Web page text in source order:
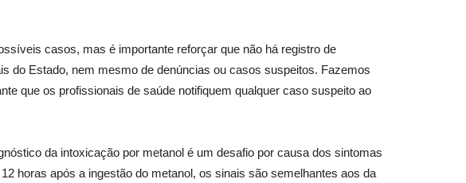
casos, mas é importante reforçar que não há registro de
do Estado, nem mesmo de denúncias ou casos suspeitos. Fazemos
que os profissionais de saúde notifiquem qualquer caso suspeito ao
da intoxicação por metanol é um desafio por causa dos sintomas
horas após a ingestão do metanol, os sinais são semelhantes aos da